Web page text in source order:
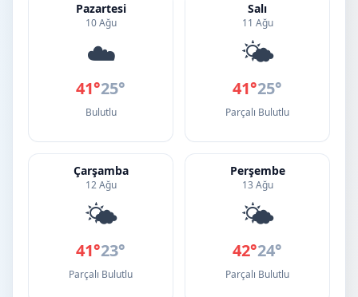
Pazartesi
10 Ağu
☁️
41°25°
Bulutlu
Salı
11 Ağu
🌤️
41°25°
Parçalı Bulutlu
Çarşamba
12 Ağu
🌤️
41°23°
Parçalı Bulutlu
Perşembe
13 Ağu
🌤️
42°24°
Parçalı Bulutlu